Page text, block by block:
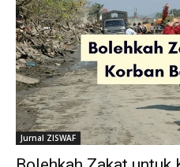
Jurnal ZISWAF